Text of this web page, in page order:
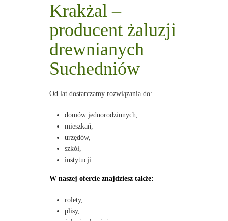
Krakżal –
producent żaluzji
drewnianych
Suchedniów
Od lat dostarczamy rozwiązania do:
domów jednorodzinnych,
mieszkań,
urzędów,
szkół,
instytucji.
W naszej ofercie znajdziesz także:
rolety,
plisy,